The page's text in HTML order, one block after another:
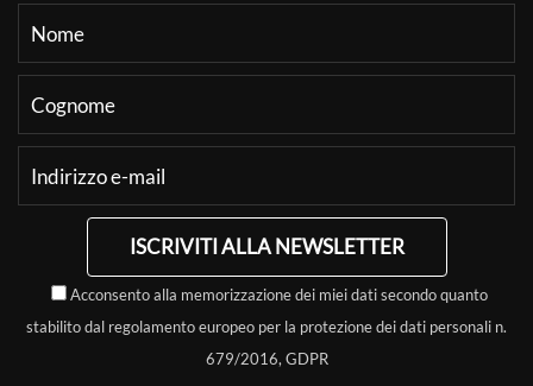
ISCRIVITI ALLA NEWSLETTER
Acconsento alla memorizzazione dei miei dati secondo quanto
stabilito dal regolamento europeo per la protezione dei dati personali n.
679/2016, GDPR